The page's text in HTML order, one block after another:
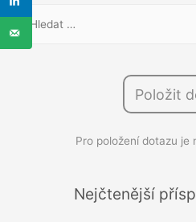
y
Položit
Pro položení dotazu je
Nejčtenější